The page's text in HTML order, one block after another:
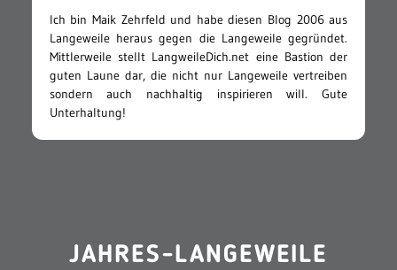
Ich bin Maik Zehrfeld und habe diesen Blog 2006 aus
Langeweile heraus gegen die Langeweile gegründet.
Mittlerweile stellt LangweileDich.net eine Bastion der
guten Laune dar, die nicht nur Langeweile vertreiben
sondern auch nachhaltig inspirieren will. Gute
Unterhaltung!
JAHRES-LANGEWEILE